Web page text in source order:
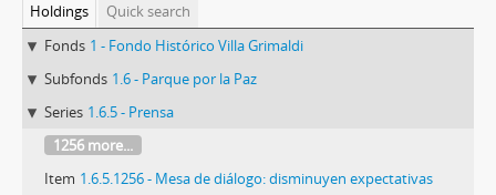
Holdings
Quick search
Fonds 1 - Fondo Histórico Villa Grimaldi
Subfonds 1.6 - Parque por la Paz
Series 1.6.5 - Prensa
1256 more...
Item 1.6.5.1256 - Mesa de diálogo: disminuyen expectativas